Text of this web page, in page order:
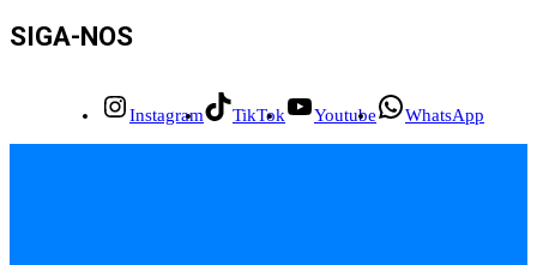
SIGA-NOS
Instagram TikTok Youtube WhatsApp